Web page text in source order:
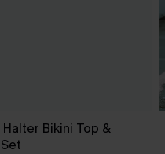
Bikini Top &